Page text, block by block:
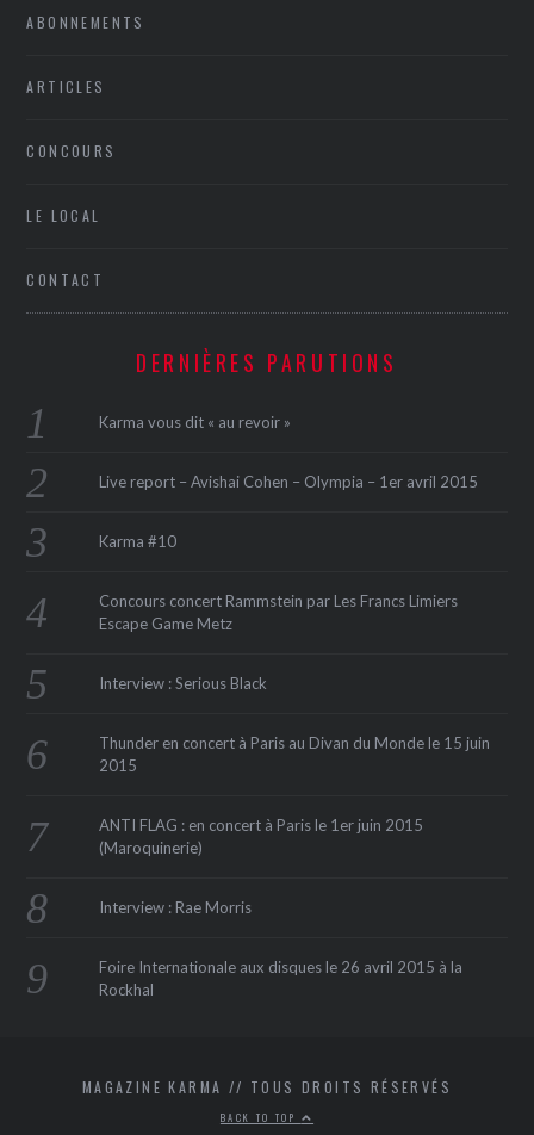
ABONNEMENTS
ARTICLES
CONCOURS
LE LOCAL
CONTACT
DERNIÈRES PARUTIONS
Karma vous dit « au revoir »
Live report – Avishai Cohen – Olympia – 1er avril 2015
Karma #10
Concours concert Rammstein par Les Francs Limiers
Escape Game Metz
Interview : Serious Black
Thunder en concert à Paris au Divan du Monde le 15 juin
2015
ANTI FLAG : en concert à Paris le 1er juin 2015
(Maroquinerie‏)
Interview : Rae Morris
Foire Internationale aux disques le 26 avril 2015 à la
Rockhal
MAGAZINE KARMA // TOUS DROITS RÉSERVÉS
BACK TO TOP